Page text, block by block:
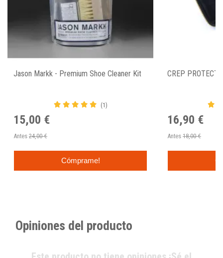
Jason Markk - Premium Shoe Cleaner Kit
(1)
15,00 €
Antes 24,00 €
Cómprame!
CREP PROTECT
16,90 €
Antes 18,00 €
Opiniones del producto